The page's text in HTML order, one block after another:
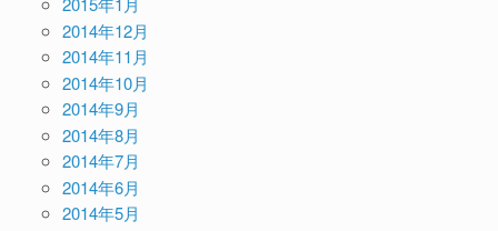
2014年12月
2014年11月
2014年10月
2014年9月
2014年8月
2014年7月
2014年6月
2014年5月